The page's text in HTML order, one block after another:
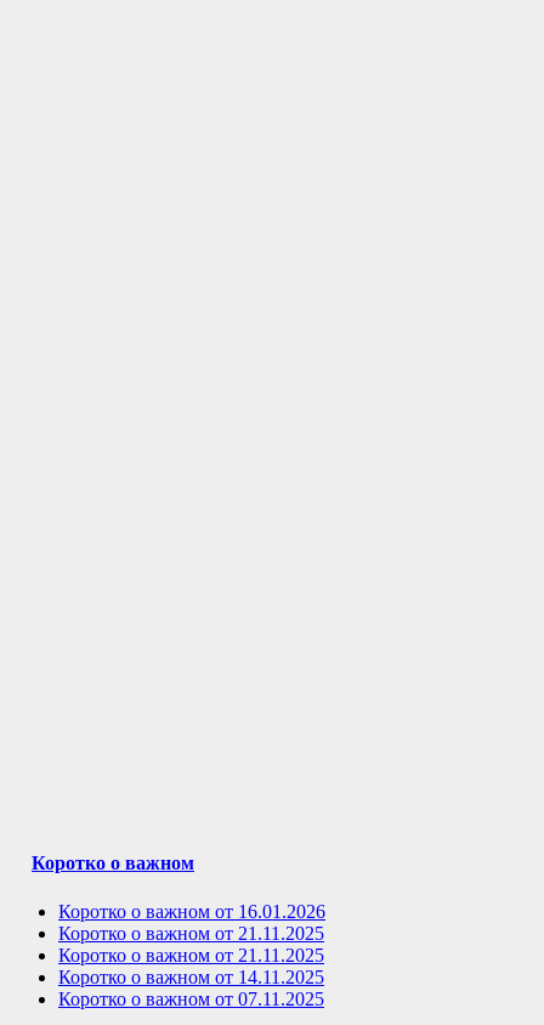
Коротко о важном
Коротко о важном от 16.01.2026
Коротко о важном от 21.11.2025
Коротко о важном от 21.11.2025
Коротко о важном от 14.11.2025
Коротко о важном от 07.11.2025